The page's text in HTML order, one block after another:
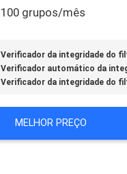
100 grupos/mês
Verificador da integridade do
Verificador automático da
Verificador da integridade do
MELHOR PREÇO